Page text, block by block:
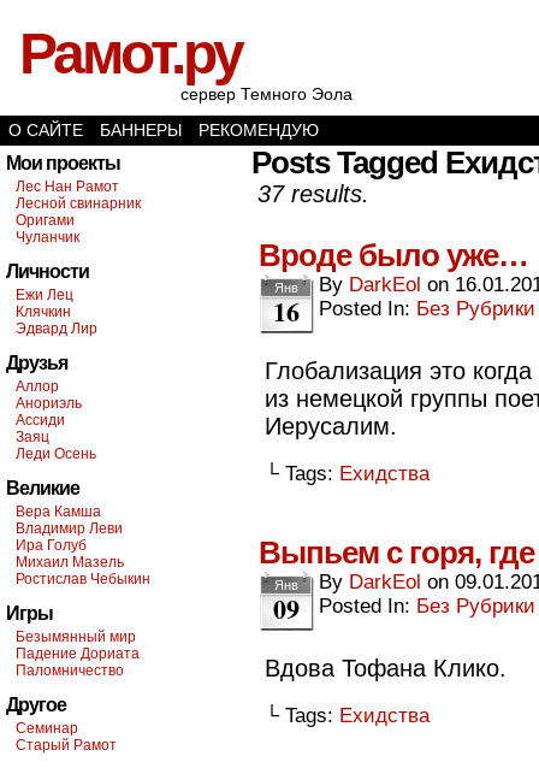
Рамот.ру
сервер Темного Эола
О САЙТЕ
БАННЕРЫ РЕКОМЕНДУЮ
Мои проекты
Лес Нан Рамот
Лесной свинарник
Оригами
Чуланчик
Личности
Ежи Лец
Клячкин
Эдвард Лир
Друзья
Аллор
Анориэль
Ассиди
Заяц
Леди Осень
Великие
Вера Камша
Владимир Леви
Ира Голуб
Михаил Мазель
Ростислав Чебыкин
Игры
Безымянный мир
Падение Дориата
Паломничество
Другое
Семинар
Старый Рамот
Posts Tagged
37 results.
Вроде было уже…
Янв
16
By DarkEol on
Posted In: Без Рубрики
Глобализация это
из немецкой группы
Иерусалим.
└ Tags: Ехидства
Выпьем с горя,
Янв
09
By DarkEol on
Posted In: Без Рубрики
Вдова Тофана Клико.
└ Tags: Ехидства